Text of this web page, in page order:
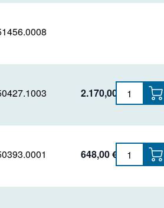
2.170,00 €
648,00 €